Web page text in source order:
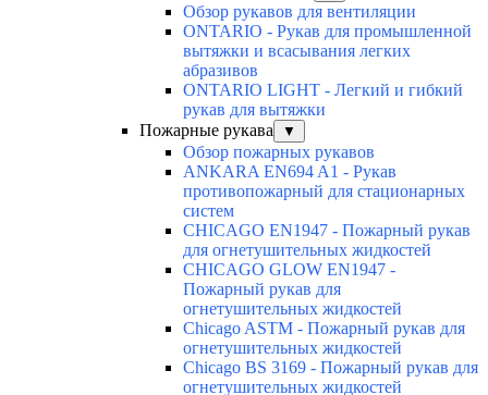
Обзор рукавов для вентиляции
ONTARIO - Рукав для промышленной
вытяжки и всасывания легких
абразивов
ONTARIO LIGHT - Легкий и гибкий
рукав для вытяжки
Пожарные рукава
▼
Обзор пожарных рукавов
ANKARA EN694 A1 - Рукав
противопожарный для стационарных
систем
CHICAGO EN1947 - Пожарный рукав
для огнетушительных жидкостей
CHICAGO GLOW EN1947 -
Пожарный рукав для
огнетушительных жидкостей
Chicago ASTM - Пожарный рукав для
огнетушительных жидкостей
Chicago BS 3169 - Пожарный рукав для
огнетушительных жидкостей